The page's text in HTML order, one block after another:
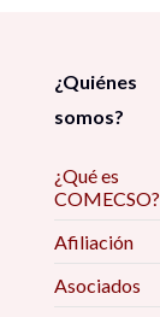
¿Quiénes
somos?
¿Qué es
COMECSO?
Afiliación
Asociados